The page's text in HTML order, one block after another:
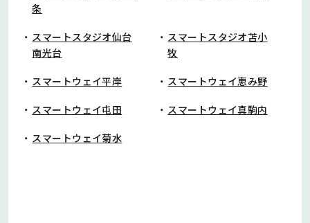
条
スマートスタジオ仙台
南光台
スマートスタジオ苫小
牧
スマートウェイ平岸 スマートウェイ恵み野
スマートウェイ屯田 スマートウェイ真駒内
スマートウェイ菊水